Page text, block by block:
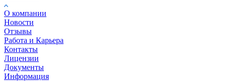
О компании
Новости
Отзывы
Работа и Карьера
Контакты
Лицензии
Документы
Информация